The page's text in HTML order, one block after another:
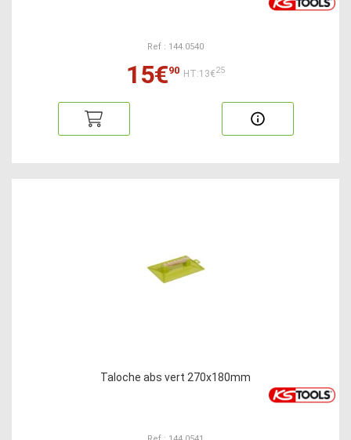
Ref : 144.0540
15€90 HT:13€25
Taloche abs vert 270x180mm